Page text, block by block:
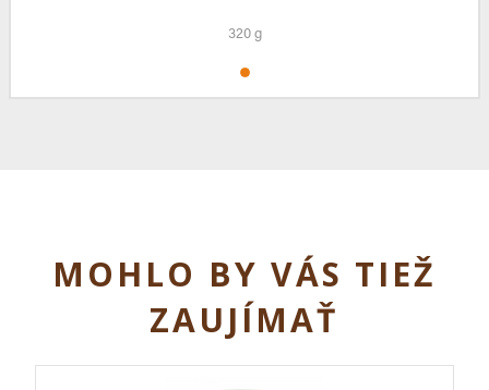
320 g
MOHLO BY VÁS TIEŽ
ZAUJÍMAŤ